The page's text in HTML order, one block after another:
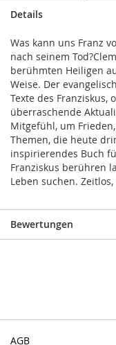
Details
Was kann uns Franz
nach seinem
berühmten Heiligen
Weise. Der
Texte des
überraschende
Mitgefühl, um
Themen, die heute
inspirierendes Buch
Franziskus berühren
Leben suchen.
Bewertungen
AGB